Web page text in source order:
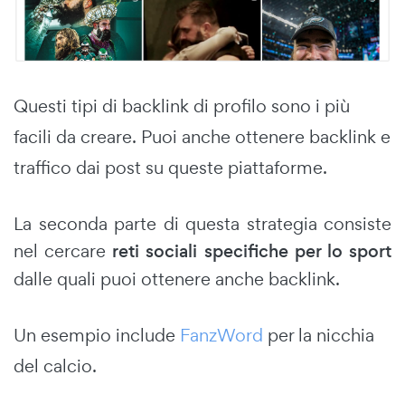
Questi tipi di backlink di profilo sono i più
facili da creare. Puoi anche ottenere backlink e
traffico dai post su queste piattaforme.
La seconda parte di questa strategia consiste
nel cercare reti sociali specifiche per lo sport
dalle quali puoi ottenere anche backlink.
Un esempio include FanzWord per la nicchia
del calcio.